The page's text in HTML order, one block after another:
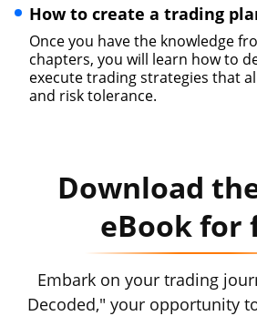
How to create a trading
Once you have the knowledge
chapters, you will learn how to
execute trading strategies that
and risk tolerance.
Download
eBook for
Embark on your trading
Decoded," your opportunity